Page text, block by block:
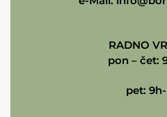
RADNO
pon – čet:
pet: 9h-